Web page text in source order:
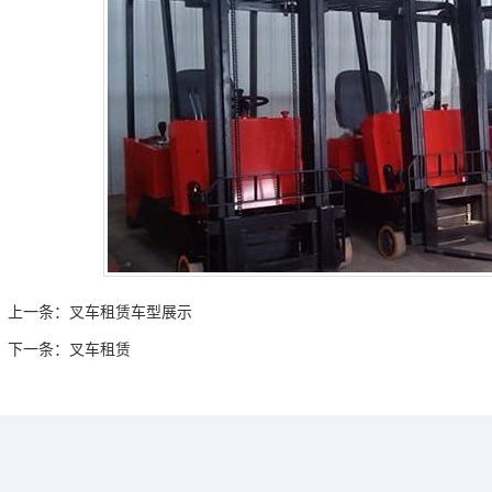
上一条： 叉车租赁车型展示
下一条： 叉车租赁